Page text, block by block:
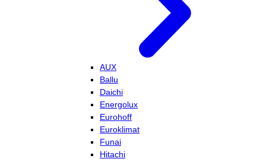
AUX
Ballu
Daichi
Energolux
Eurohoff
Euroklimat
Funai
Hitachi